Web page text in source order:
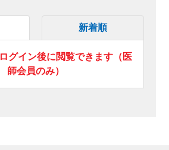
新着順
グイン後に閲覧できます（医
師会員のみ）